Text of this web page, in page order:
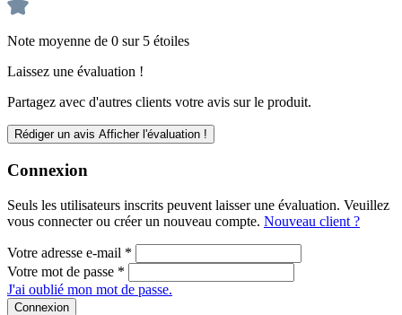
Note moyenne de 0 sur 5 étoiles
Laissez une évaluation !
Partagez avec d'autres clients votre avis sur le produit.
Rédiger un avis Afficher l'évaluation !
Connexion
Seuls les utilisateurs inscrits peuvent laisser une évaluation. Veuillez
vous connecter ou créer un nouveau compte. Nouveau client ?
Votre adresse e-mail *
Votre mot de passe *
J'ai oublié mon mot de passe.
Connexion